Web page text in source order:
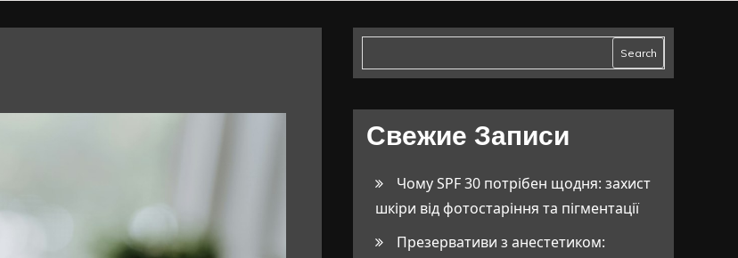
Search
Свежие Записи
Чому SPF 30 потрібен щодня: захист
шкіри від фотостаріння та пігментації
Презервативи з анестетиком: